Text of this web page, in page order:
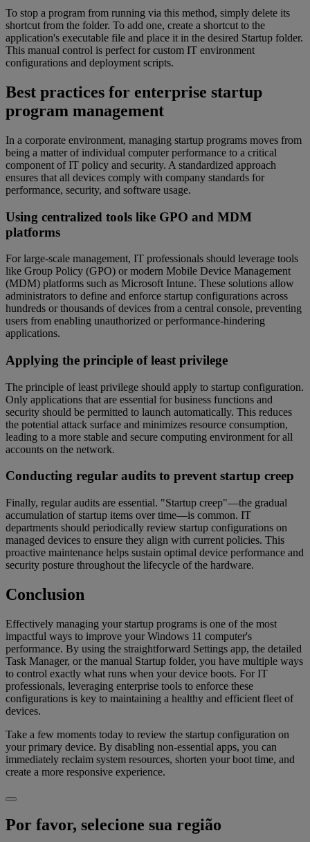
To stop a program from running via this method, simply delete its
shortcut from the folder. To add one, create a shortcut to the
application's executable file and place it in the desired Startup folder.
This manual control is perfect for custom IT environment
configurations and deployment scripts.
Best practices for enterprise startup
program management
In a corporate environment, managing startup programs moves from
being a matter of individual computer performance to a critical
component of IT policy and security. A standardized approach
ensures that all devices comply with company standards for
performance, security, and software usage.
Using centralized tools like GPO and MDM
platforms
For large-scale management, IT professionals should leverage tools
like Group Policy (GPO) or modern Mobile Device Management
(MDM) platforms such as Microsoft Intune. These solutions allow
administrators to define and enforce startup configurations across
hundreds or thousands of devices from a central console, preventing
users from enabling unauthorized or performance-hindering
applications.
Applying the principle of least privilege
The principle of least privilege should apply to startup configuration.
Only applications that are essential for business functions and
security should be permitted to launch automatically. This reduces
the potential attack surface and minimizes resource consumption,
leading to a more stable and secure computing environment for all
accounts on the network.
Conducting regular audits to prevent startup creep
Finally, regular audits are essential. "Startup creep"—the gradual
accumulation of startup items over time—is common. IT
departments should periodically review startup configurations on
managed devices to ensure they align with current policies. This
proactive maintenance helps sustain optimal device performance and
security posture throughout the lifecycle of the hardware.
Conclusion
Effectively managing your startup programs is one of the most
impactful ways to improve your Windows 11 computer's
performance. By using the straightforward Settings app, the detailed
Task Manager, or the manual Startup folder, you have multiple ways
to control exactly what runs when your device boots. For IT
professionals, leveraging enterprise tools to enforce these
configurations is key to maintaining a healthy and efficient fleet of
devices.
Take a few moments today to review the startup configuration on
your primary device. By disabling non-essential apps, you can
immediately reclaim system resources, shorten your boot time, and
create a more responsive experience.
Por favor, selecione sua região